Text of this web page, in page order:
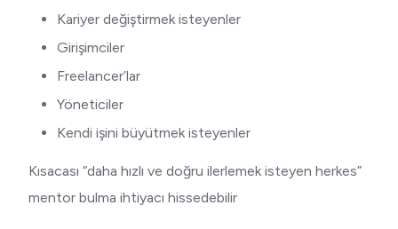
Kariyer değiştirmek isteyenler
Girişimciler
Freelancer’lar
Yöneticiler
Kendi işini büyütmek isteyenler
Kısacası “daha hızlı ve doğru ilerlemek isteyen herkes”
mentor bulma ihtiyacı hissedebilir